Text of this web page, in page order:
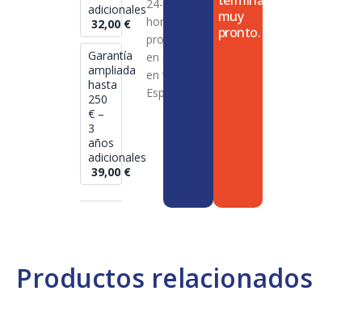
Productos relacionados
adicionales
32,00 €
Garantía
ampliada
hasta
250
€ –
3
años
adicionales
39,00 €
24-72
horas en
productos
en stock
en toda
España
muy
pronto.